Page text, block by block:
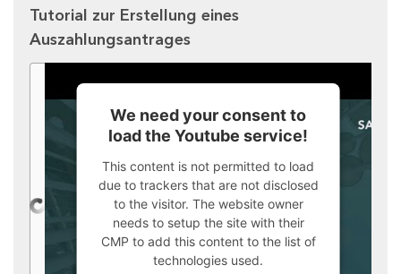
Tutorial zur Erstellung eines
Auszahlungsantrages
We need your consent to
load the Youtube service!
This content is not permitted to load
due to trackers that are not disclosed
to the visitor. The website owner
needs to setup the site with their
CMP to add this content to the list of
technologies used.